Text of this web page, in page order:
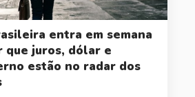
entra em semana
que juros, dólar e
estão no radar dos